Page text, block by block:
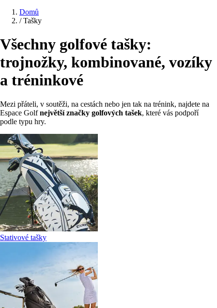
Domů
/ Tašky
Všechny golfové tašky:
trojnožky, kombinované, vozíky
a tréninkové
Mezi přáteli, v soutěži, na cestách nebo jen tak na trénink, najdete na
Espace Golfnejvětší značky golfových tašek, které vás podpoří
podle typu hry.
Stativové tašky